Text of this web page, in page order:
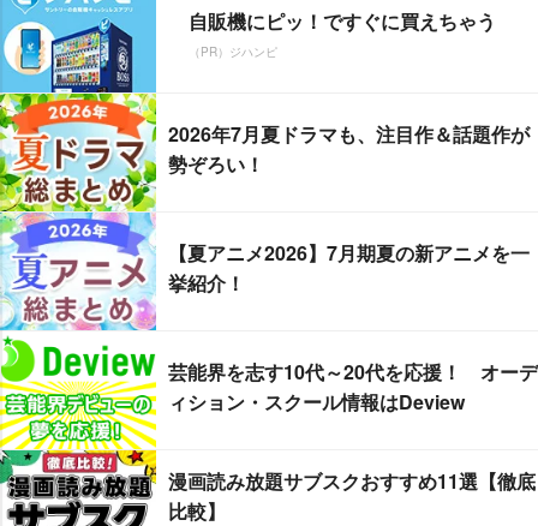
自販機にピッ！ですぐに買えちゃう
（PR）ジハンピ
2026年7月夏ドラマも、注目作＆話題作が
勢ぞろい！
【夏アニメ2026】7月期夏の新アニメを一
挙紹介！
芸能界を志す10代～20代を応援！ オーデ
ィション・スクール情報はDeview
漫画読み放題サブスクおすすめ11選【徹底
比較】